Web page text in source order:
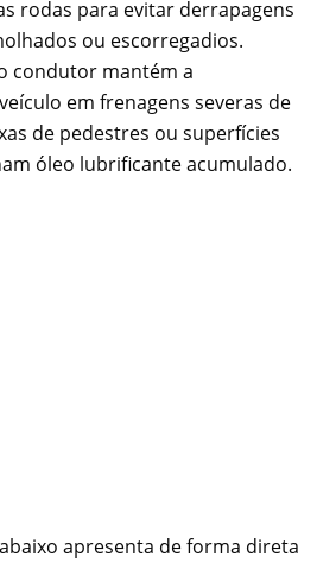
rodas para evitar derrapagens
ou escorregadios.
condutor mantém a
em frenagens severas de
de pedestres ou superfícies
óleo lubrificante acumulado.
apresenta de forma direta